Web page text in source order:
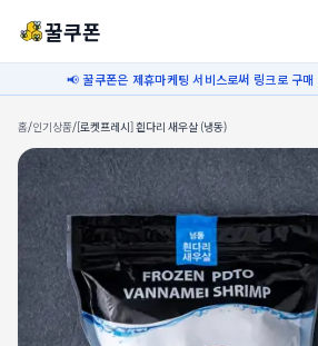
꿀쿠폰
📢 꿀쿠폰은 제휴마케팅 서비스로써 링크로 구
홈/인기상품/[로켓프레시] 흰다리 새우살 (냉동)